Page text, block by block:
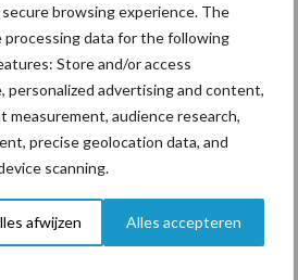
browsing experience. The
data for the following
Store and/or access
personalized advertising and content,
measurement, audience research,
precise geolocation data, and
scanning.
afwijzen Alles accepteren
praktische tips voor
langere levensduur
naar praktische
is in
groter dan ooit”